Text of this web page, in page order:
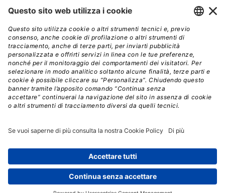
Instoremag
Esplora il gruppo
Edra Edizioni
Edizioni LSWR
LSWR Group
Mixer è un prodotto del network Edra Edizioni. Direzione, amministrazione,
redazione, pubblicità | © Copyright 2026 – Tutti i diritti riservati | Partita IVA e C.F.
14392510963